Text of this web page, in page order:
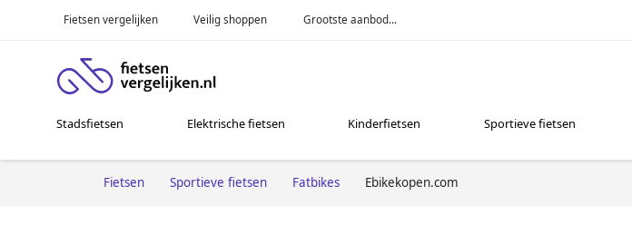
Fietsen vergelijken Veilig shoppen Grootste aanbod...
Stadsfietsen Elektrische fietsen Kinderfietsen Sportieve fietsen
Fietsen Sportieve fietsen Fatbikes Ebikekopen.com